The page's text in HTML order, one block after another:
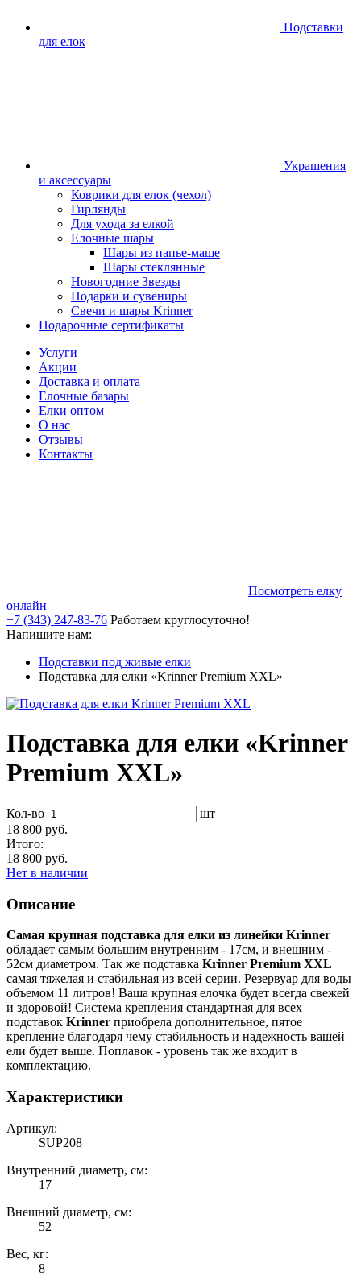
Подставки
для елок
Украшения
и аксессуары
Коврики для елок (чехол)
Гирлянды
Для ухода за елкой
Елочные шары
Шары из папье-маше
Шары стеклянные
Новогодние Звезды
Подарки и сувениры
Свечи и шары Krinner
Подарочные сертификаты
Услуги
Акции
Доставка и оплата
Елочные базары
Елки оптом
О нас
Отзывы
Контакты
Посмотреть елку
онлайн
+7 (343) 247-83-76 Работаем круглосуточно!
Напишите нам:
Подставки под живые елки
Подставка для елки «Krinner Premium XXL»
Подставка для елки «Krinner
Premium XXL»
Кол-во
шт
18 800 руб.
Итого:
18 800 руб.
Нет в наличии
Описание
Самая крупная подставка для елки из линейки Krinner
обладает самым большим внутренним - 17см, и внешним -
52см диаметром. Так же подставка Krinner Premium XXL
самая тяжелая и стабильная из всей серии. Резервуар для воды
объемом 11 литров! Ваша крупная елочка будет всегда свежей
и здоровой! Система крепления стандартная для всех
подставок Krinner приобрела дополнительное, пятое
крепление благодаря чему стабильность и надежность вашей
ели будет выше. Поплавок - уровень так же входит в
комплектацию.
Характеристики
Артикул:
SUP208
Внутренний диаметр, см:
17
Внешний диаметр, см:
52
Вес, кг:
8